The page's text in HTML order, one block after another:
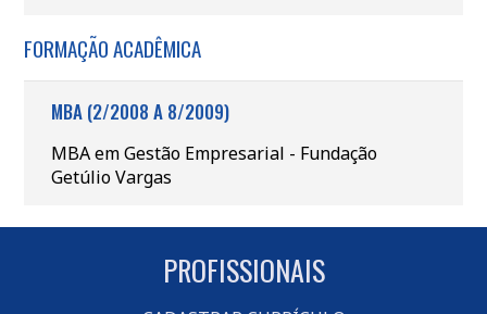
FORMAÇÃO ACADÊMICA
MBA (2/2008 A 8/2009)
MBA em Gestão Empresarial - Fundação
Getúlio Vargas
PROFISSIONAIS